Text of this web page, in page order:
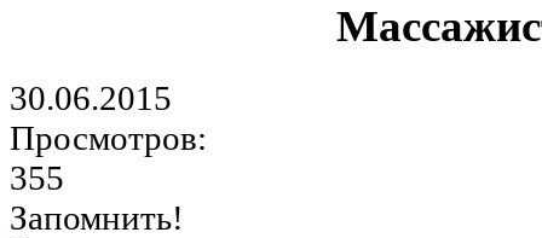
30.06.2015
Просмотров:
355
Запомнить!